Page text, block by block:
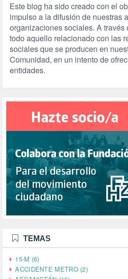
Este blog ha sido creado con el
impulso a la difusión de nuestras
organizaciones sociales. A
todo aquello relacionado con las
sociales que se producen en
Comunidad, en un intento de
entidades.
TEMAS
15-M (6)
ACCIDENTE METRO (2)